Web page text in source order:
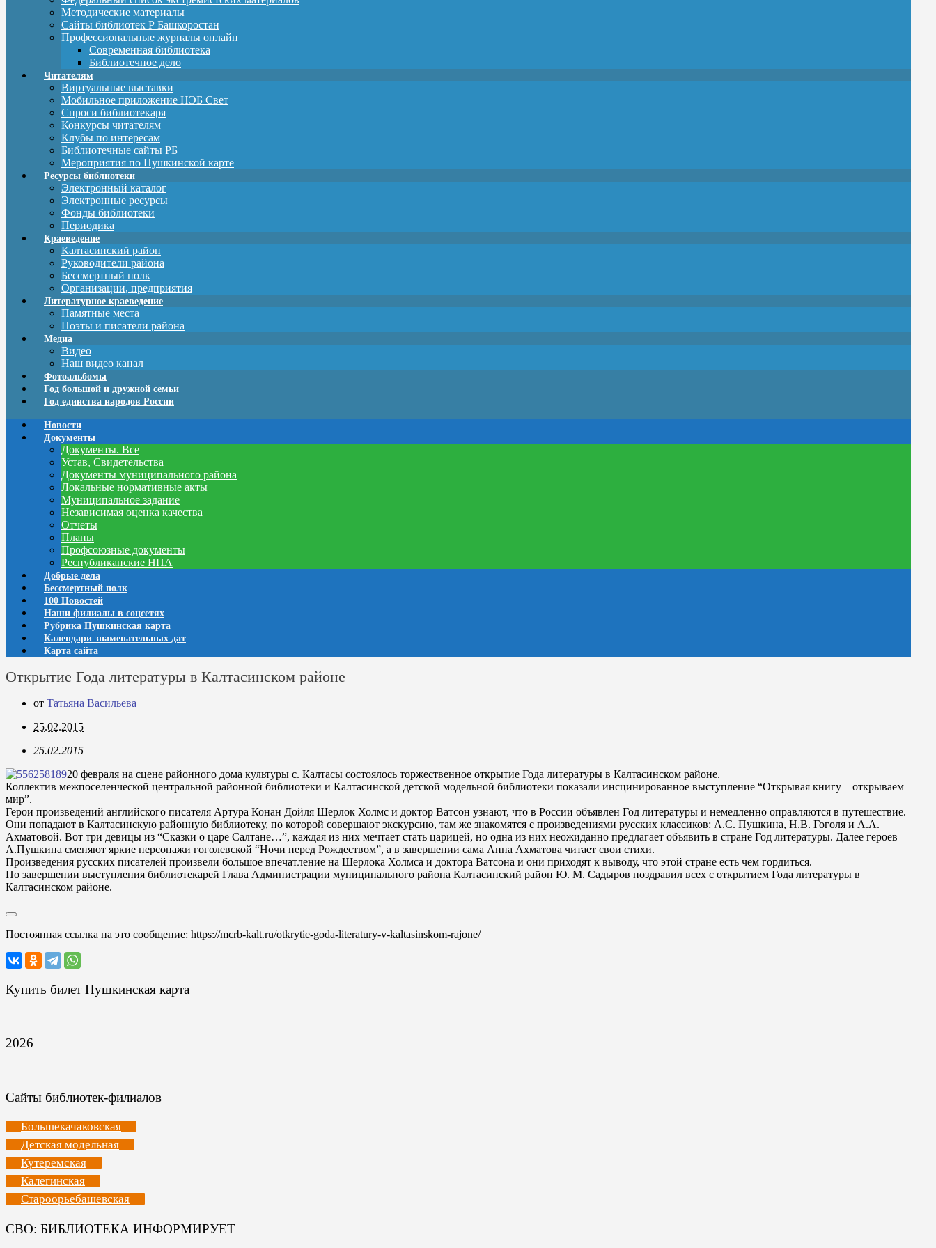
Методические материалы
Сайты библиотек Р Башкоростан
Профессиональные журналы онлайн
Современная библиотека
Библиотечное дело
Читателям
Виртуальные выставки
Мобильное приложение НЭБ Свет
Спроси библиотекаря
Конкурсы читателям
Клубы по интересам
Библиотечные сайты РБ
Мероприятия по Пушкинской карте
Ресурсы библиотеки
Электронный каталог
Электронные ресурсы
Фонды библиотеки
Периодика
Краеведение
Калтасинский район
Руководители района
Бессмертный полк
Организации, предприятия
Литературное краеведение
Памятные места
Поэты и писатели района
Медиа
Видео
Наш видео канал
Фотоальбомы
Год большой и дружной семьи
Год единства народов России
Новости
Документы
Документы. Все
Устав, Свидетельства
Документы муниципального района
Локальные нормативные акты
Муниципальное задание
Независимая оценка качества
Отчеты
Планы
Профсоюзные документы
Республиканские НПА
Добрые дела
Бессмертный полк
100 Новостей
Наши филиалы в соцсетях
Рубрика Пушкинская карта
Календари знаменательных дат
Карта сайта
Открытие Года литературы в Калтасинском районе
от Татьяна Васильева
25.02.2015
25.02.2015
20 февраля на сцене районного дома культуры с. Калтасы состоялось торжественное открытие Года литературы в Калтасинском районе.
Коллектив межпоселенческой центральной районной библиотеки и Калтасинской детской модельной библиотеки показали инсцинированное выступление “Открывая книгу – открываем
мир”.
Герои произведений английского писателя Артура Конан Дойля Шерлок Холмс и доктор Ватсон узнают, что в России объявлен Год литературы и немедленно оправляются в путешествие.
Они попадают в Калтасинскую районную библиотеку, по которой совершают экскурсию, там же знакомятся с произведениями русских классиков: А.С. Пушкина, Н.В. Гоголя и А.А.
Ахматовой. Вот три девицы из “Сказки о царе Салтане…”, каждая из них мечтает стать царицей, но одна из них неожиданно предлагает объявить в стране Год литературы. Далее героев
А.Пушкина сменяют яркие персонажи гоголевской “Ночи перед Рождеством”, а в завершении сама Анна Ахматова читает свои стихи.
Произведения русских писателей произвели большое впечатление на Шерлока Холмса и доктора Ватсона и они приходят к выводу, что этой стране есть чем гордиться.
По завершении выступления библиотекарей Глава Администрации муниципального района Калтасинский район Ю. М. Садыров поздравил всех с открытием Года литературы в
Калтасинском районе.
Постоянная ссылка на это сообщение: https://mcrb-kalt.ru/otkrytie-goda-literatury-v-kaltasinskom-rajone/
Купить билет Пушкинская карта
2026
Сайты библиотек-филиалов
Большекачаковская
Детская модельная
Кутеремская
Калегинская
Староорьебашевская
СВО: БИБЛИОТЕКА ИНФОРМИРУЕТ